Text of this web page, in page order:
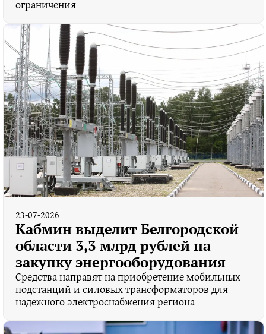
ограничения
23-07-2026
Кабмин выделит Белгородской
области 3,3 млрд рублей на
закупку энергооборудования
Средства направят на приобретение мобильных
подстанций и силовых трансформаторов для
надежного электроснабжения региона